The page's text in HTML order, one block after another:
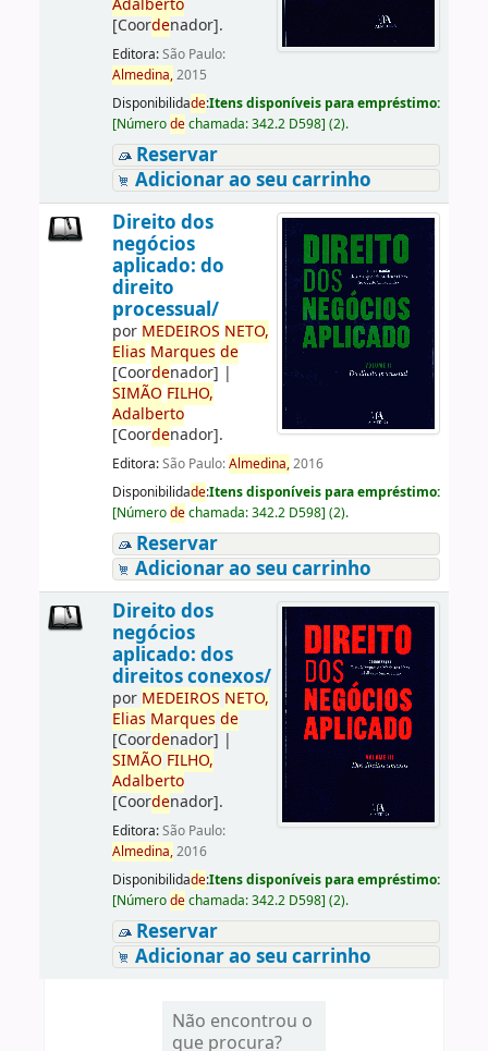
Adalberto
[Coordenador].
Editora:São Paulo:
Almedina,2015
Disponibilidade:Itens disponíveis para empréstimo:
[Númerodechamada:342.2 D598] (2).
Reservar
Adicionar ao seu carrinho
Direito dos
negócios
aplicado: do
direito
processual/
por MEDEIROS NETO,
Elias Marques de
[Coordenador] |
SIMÃO FILHO,
Adalberto
[Coordenador].
Editora:São Paulo:Almedina,2016
Disponibilidade:Itens disponíveis para empréstimo:
[Númerodechamada:342.2 D598] (2).
Reservar
Adicionar ao seu carrinho
Direito dos
negócios
aplicado: dos
direitos conexos/
por MEDEIROS NETO,
Elias Marques de
[Coordenador] |
SIMÃO FILHO,
Adalberto
[Coordenador].
Editora:São Paulo:
Almedina,2016
Disponibilidade:Itens disponíveis para empréstimo:
[Númerodechamada:342.2 D598] (2).
Reservar
Adicionar ao seu carrinho
Não encontrou o
que procura?